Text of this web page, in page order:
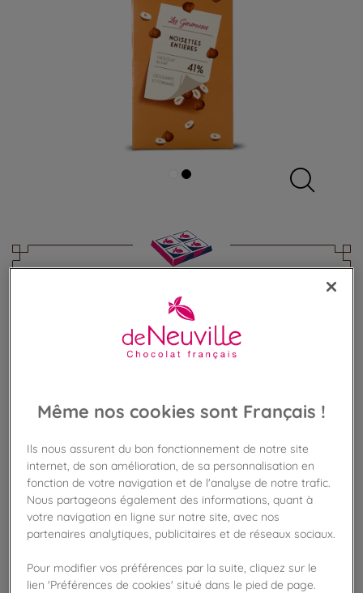
Maxi tablette Bio lait 41% - Noisettes
Chocolat au lait bio aux noisettes
8,90 €
AJOUTER AU PANIER
Disponible en boutique !
Vérifier la disponibilité en magasin
Frais de port offert
dès 50€ d'achat
Gagnez 8 points de fidélité !
Même nos cookies sont Français !
Ils nous assurent du bon fonctionnement de notre site
internet, de son amélioration, de sa personnalisation en
fonction de votre navigation et de l'analyse de notre trafic.
Nous partageons également des informations, quant à
votre navigation en ligne sur notre site, avec nos
partenaires analytiques, publicitaires et de réseaux sociaux.
Pour modifier vos préférences par la suite, cliquez sur le
lien 'Préférences de cookies' situé dans le pied de page.